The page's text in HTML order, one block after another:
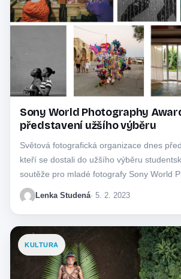
Sony World Photography
představení užšího výběru
Světová fotografická organizace dnes
kteří se dostali do užšího výběru
soutěže pro mladé fotografy Sony World
Lenka Studená· 5. 2. 2023
KULTURA